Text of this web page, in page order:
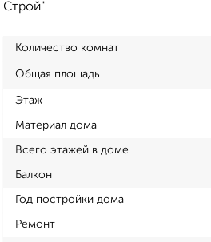
Строй"
Количество комнат
Общая площадь
Этаж
Материал дома
Всего этажей в доме
Балкон
Год постройки дома
Ремонт